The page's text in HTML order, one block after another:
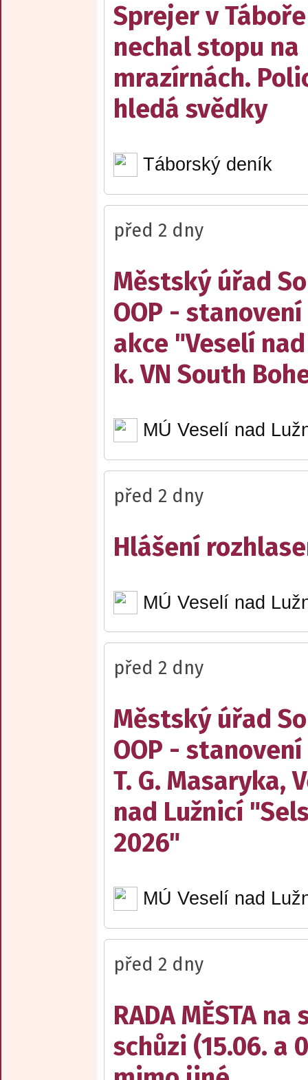
Sprejer v Táboře
nechal stopu na
mrazírnách.
hledá svědky
Táborský deník
před 2 dny
Městský úřad
OOP -
akce "Veselí
k. VN South
MÚ Veselí nad
před 2 dny
Hlášení
MÚ Veselí nad
před 2 dny
Městský úřad
OOP -
T. G. Masaryka,
nad Lužnicí
2026"
MÚ Veselí nad
před 2 dny
RADA MĚSTA na
schůzi (15.06. a